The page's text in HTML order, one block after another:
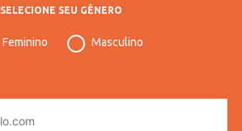
SELECIONE SEU GÊNERO
Feminino Masculino